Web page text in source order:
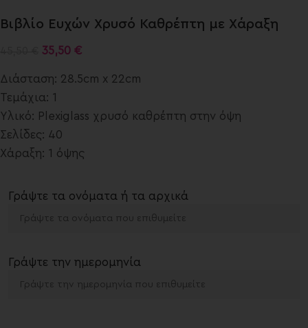
Βιβλίο Ευχών Χρυσό Καθρέπτη με Χάραξη
35,50 €
Διάσταση: 28.5cm x 22cm
Τεμάχια: 1
Υλικό: Plexiglass χρυσό καθρέπτη στην όψη
Σελίδες: 40
Χάραξη: 1 όψης
Γράψτε τα ονόματα ή τα αρχικά
Γράψτε την ημερομηνία